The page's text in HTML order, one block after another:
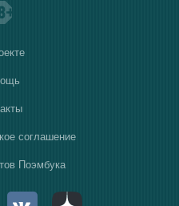
соглашение
Поэмбука